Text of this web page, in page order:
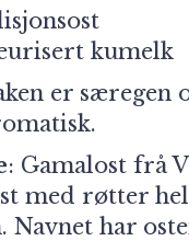
kumelk
er særegen
: Gamalost frå
med røtter
Navnet har